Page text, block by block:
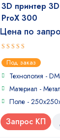
3D принтер
ProX 300
Цена по
5out of 5
Под заказ
Технология -
Материал -
Поле -
Запрос КП